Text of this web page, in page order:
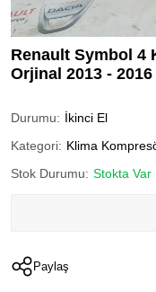
Renault Symbol 4
Orjinal 2013 - 2016
Durumu: İkinci El
Kategori: Klima
Stok Durumu: Stokta Var
Paylaş